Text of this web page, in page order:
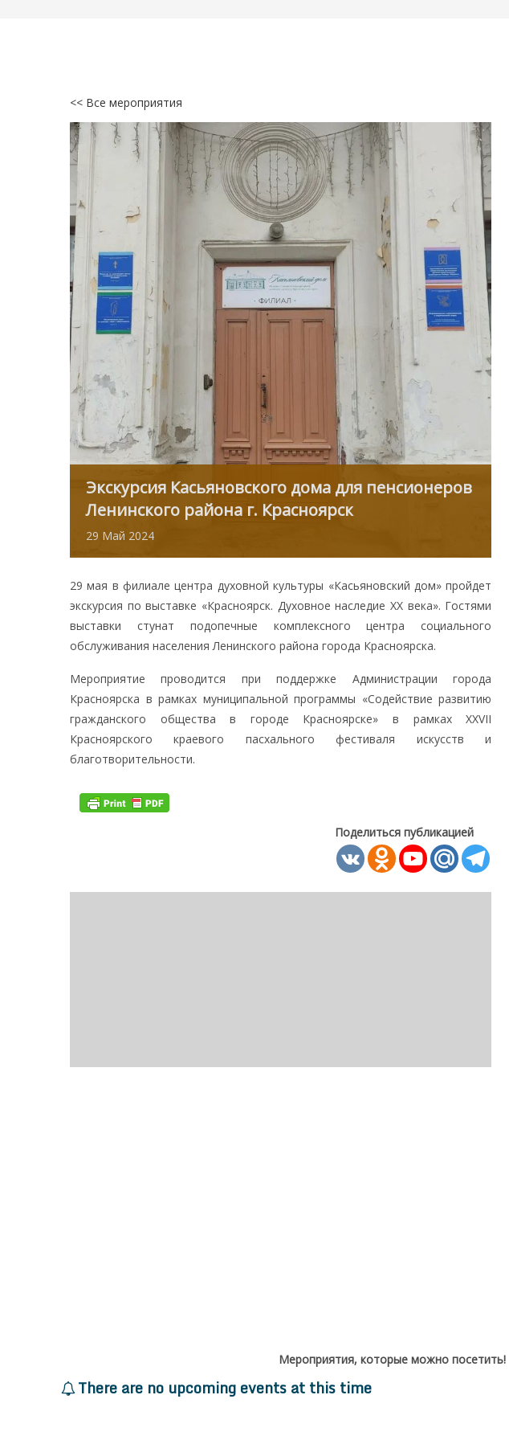
<< Все мероприятия
Экскурсия Касьяновского дома для пенсионеров
Ленинского района г. Красноярск
29 Май 2024
29 мая в филиале центра духовной культуры «Касьяновский дом» пройдет
экскурсия по выставке «Красноярск. Духовное наследие XX века». Гостями
выставки стунат подопечные комплексного центра социального
обслуживания населения Ленинского района города Красноярска.
Мероприятие проводится при поддержке Администрации города
Красноярска в рамках муниципальной программы «Содействие развитию
гражданского общества в городе Красноярске» в рамках XXVII
Красноярского краевого пасхального фестиваля искусств и
благотворительности.
Поделиться публикацией
Мероприятия, которые можно посетить!
There are no upcoming events at this time